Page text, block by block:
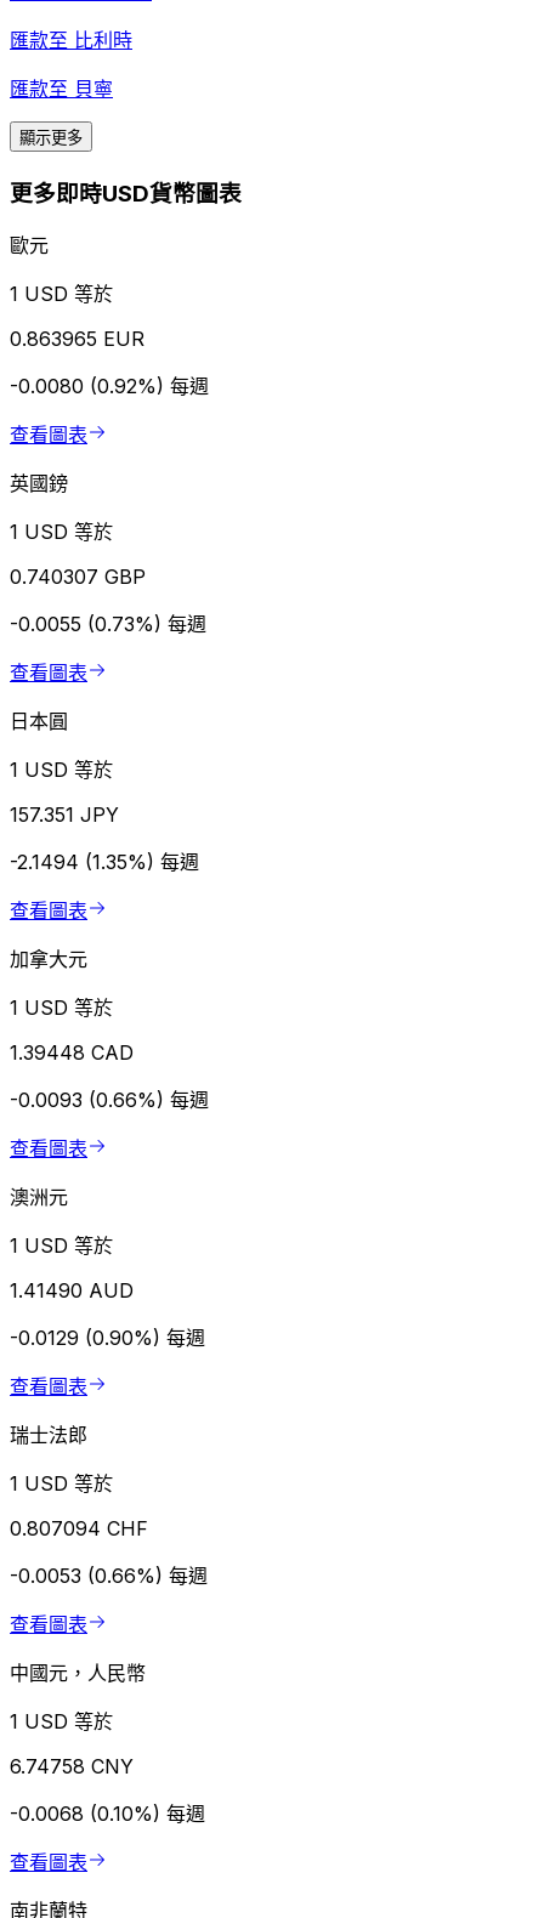
匯款至 比利時
匯款至 貝寧
顯示更多
更多即時USD貨幣圖表
歐元
1 USD 等於
0.863965 EUR
-0.0080 (0.92%) 每週
查看圖表
英國鎊
1 USD 等於
0.740307 GBP
-0.0055 (0.73%) 每週
查看圖表
日本圓
1 USD 等於
157.351 JPY
-2.1494 (1.35%) 每週
查看圖表
加拿大元
1 USD 等於
1.39448 CAD
-0.0093 (0.66%) 每週
查看圖表
澳洲元
1 USD 等於
1.41490 AUD
-0.0129 (0.90%) 每週
查看圖表
瑞士法郎
1 USD 等於
0.807094 CHF
-0.0053 (0.66%) 每週
查看圖表
中國元，人民幣
1 USD 等於
6.74758 CNY
-0.0068 (0.10%) 每週
查看圖表
南非蘭特